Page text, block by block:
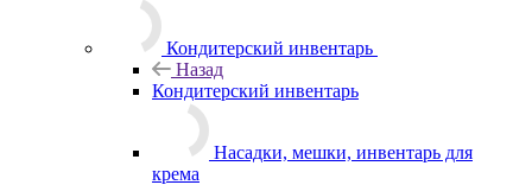
Кондитерский инвентарь
Назад
Кондитерский инвентарь
Насадки, мешки, инвентарь для
крема